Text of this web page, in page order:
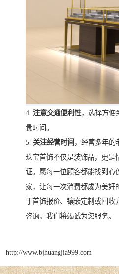
4. 注意交通便利性，选择方便
贵时间。
5. 关注经营时间 ，经营多年的
珠宝首饰不仅是装饰品，更是
证。愿每一位顾客都能找到心
家，让每一次消费都成为美好
于首饰报价、镶嵌定制或回收
咨询，我们将竭诚为您服务。
http://www.bjhuangjia999.com